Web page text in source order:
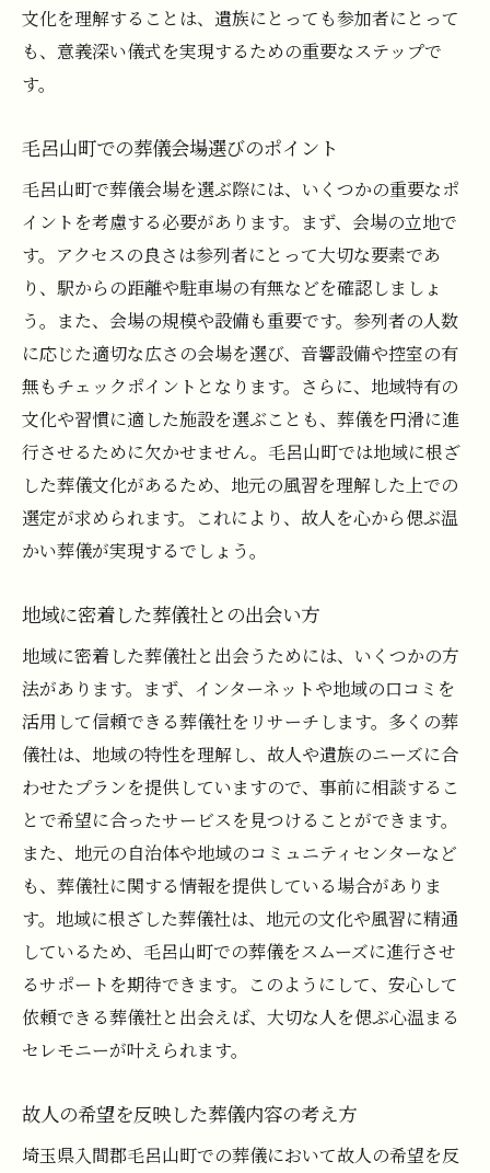
故人への愛を伝えるためのユニークなプラ
ン
めの秘訣
葬儀プランを選ぶ際の注意点
毛呂山町での葬儀社選びのコツ
事前準備とトラブル回避の方法
費用を抑えた葬儀プランの工夫
契約時に確認しておくべきポイント
葬儀後のフォローアップ体制の重要性
故人への最後の贈り物としての毛呂山町の葬儀
プランとは
個性を大切にした葬儀プランの考え方
毛呂山町の自然環境を利用した葬儀の魅力
思い出を紡ぐための演出アイデア
い
未来を見据えた葬儀の新しい形
地域の伝統を尊重した毛呂山町の葬儀で心に刻
む見送り
毛呂山町の葬儀で大切にしたい伝統的儀礼
地域コミュニティと協力する葬儀の方法
毛呂山町ならではの葬儀文化の再発見
地域に根ざした葬儀が生む連帯感
伝統と現代の調和を図る葬儀演出
故人を偲ぶための新しい葬儀提案
大切な人を真心で送るための毛呂山町の葬儀ガ
毛呂山町の葬儀で心に残るお別れを実現す
文化を理解することは、遺族にとっても参加者にとって
も、意義深い儀式を実現するための重要なステップで
す。
毛呂山町での葬儀会場選びのポイント
毛呂山町で葬儀会場を選ぶ際には、いくつかの重要なポ
イントを考慮する必要があります。まず、会場の立地で
す。アクセスの良さは参列者にとって大切な要素であ
り、駅からの距離や駐車場の有無などを確認しましょ
う。また、会場の規模や設備も重要です。参列者の人数
に応じた適切な広さの会場を選び、音響設備や控室の有
無もチェックポイントとなります。さらに、地域特有の
文化や習慣に適した施設を選ぶことも、葬儀を円滑に進
行させるために欠かせません。毛呂山町では地域に根ざ
した葬儀文化があるため、地元の風習を理解した上での
選定が求められます。これにより、故人を心から偲ぶ温
かい葬儀が実現するでしょう。
地域に密着した葬儀社との出会い方
地域に密着した葬儀社と出会うためには、いくつかの方
法があります。まず、インターネットや地域の口コミを
活用して信頼できる葬儀社をリサーチします。多くの葬
儀社は、地域の特性を理解し、故人や遺族のニーズに合
わせたプランを提供していますので、事前に相談するこ
とで希望に合ったサービスを見つけることができます。
また、地元の自治体や地域のコミュニティセンターなど
も、葬儀社に関する情報を提供している場合がありま
す。地域に根ざした葬儀社は、地元の文化や風習に精通
しているため、毛呂山町での葬儀をスムーズに進行させ
るサポートを期待できます。このようにして、安心して
依頼できる葬儀社と出会えば、大切な人を偲ぶ心温まる
セレモニーが叶えられます。
故人の希望を反映した葬儀内容の考え方
埼玉県入間郡毛呂山町での葬儀において故人の希望を反